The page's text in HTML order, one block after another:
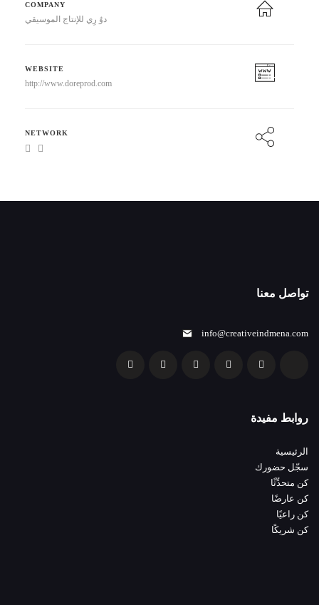
COMPANY
دوُ رِي للإنتاج الموسيقي
WEBSITE
http://www.doreprod.com
NETWORK
تواصل معنا
info@creativeindmena.com
روابط مفيدة
الرئيسية
سجّل حضورك
كن متحدِّثًا
كن عارضًا
كن راعيًا
كن شريكًا